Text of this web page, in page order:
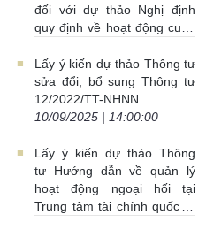
thương mại để thực hiện các
dự án xanh, tuần hoàn và
môi trường, xã hội, quản trị
(ESG)
18/09/2025 |
10:00:00
đối với dự thảo Nghị định
quy định về hoạt động cung
16/09/2025 | 02:12:00
Lấy ý kiến dự thảo Thông tư
sửa đổi, bổ sung Thông tư
12/2022/TT-NHNN
10/09/2025 | 14:00:00
Lấy ý kiến dự thảo Thông
tư Hướng dẫn về quản lý
hoạt động ngoại hối tại
Trung tâm tài chính quốc tế